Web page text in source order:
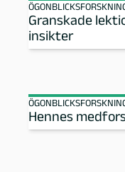
Granskade
insikter
Hennes